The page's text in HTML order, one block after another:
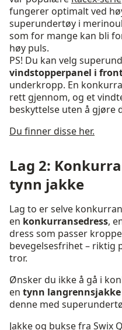
fungerer optimalt ved
superundertøy i
som for mange kan bli
høy puls.
PS! Du kan velg
vindstopperpanel i
underkropp. En
rett gjennom, og et
beskyttelse uten å gjøre
Du finner disse her.
Lag 2:
tynn jakke
Lag to er selve
en konkurransedress,
dress som passer
bevegelsesfrihet – riktig
tror.
Ønsker du ikke å gå i
en tynn langrennsjakke
denne med
Jakke og bukse fra Swix